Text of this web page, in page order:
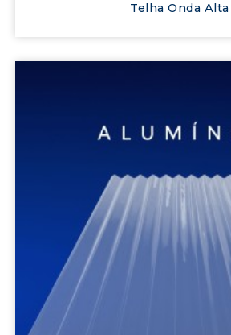
Telha Onda Alta